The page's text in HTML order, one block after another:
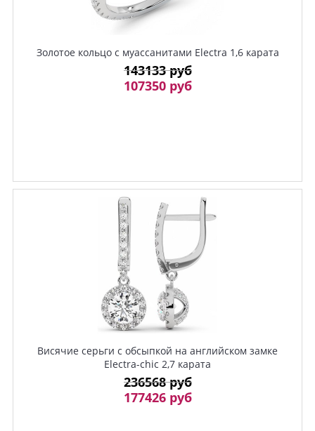
Золотое кольцо с муассанитами Electra 1,6 карата
143133 руб
107350 руб
Висячие серьги с обсыпкой на английском замке
Electra-chic 2,7 карата
236568 руб
177426 руб